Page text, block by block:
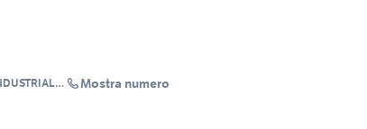
Mostra numero